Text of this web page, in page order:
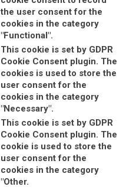
the user consent for the
cookies in the category
"Functional".
This cookie is set by GDPR
Cookie Consent plugin. The
cookies is used to store the
user consent for the
cookies in the category
"Necessary".
This cookie is set by GDPR
Cookie Consent plugin. The
cookie is used to store the
user consent for the
cookies in the category
"Other.